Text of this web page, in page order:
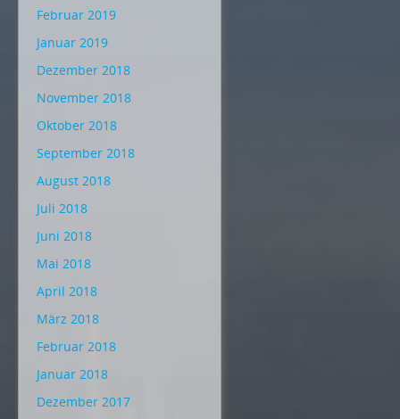
Februar 2019
Januar 2019
Dezember 2018
November 2018
Oktober 2018
September 2018
August 2018
Juli 2018
Juni 2018
Mai 2018
April 2018
März 2018
Februar 2018
Januar 2018
Dezember 2017